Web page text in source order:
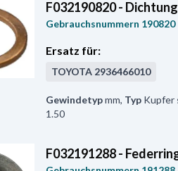
F032190820 - Dichtung
Gebrauchsnummern 190820
Ersatz für:
TOYOTA 2936466010
Gewindetypmm, Typ Kupfer
1.50
F032191288 -